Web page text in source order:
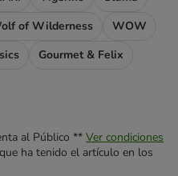
of Wilderness
WOW
Gourmet & Felix
al Público ** Ver condiciones
ha tenido el artículo en los